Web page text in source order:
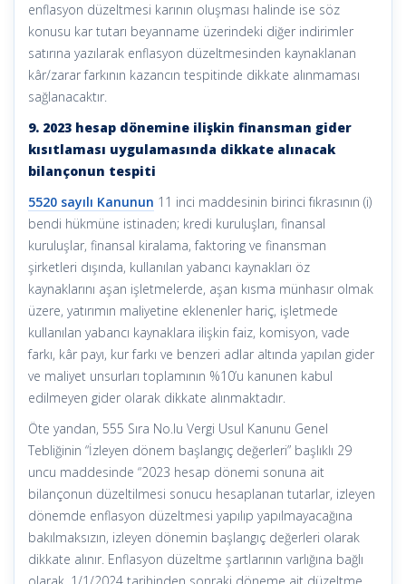
enflasyon düzeltmesi karının oluşması halinde ise söz
konusu kar tutarı beyanname üzerindeki diğer indirimler
satırına yazılarak enflasyon düzeltmesinden kaynaklanan
kâr/zarar farkının kazancın tespitinde dikkate alınmaması
sağlanacaktır.
9. 2023 hesap dönemine ilişkin finansman gider
kısıtlaması uygulamasında dikkate alınacak
bilançonun tespiti
5520 sayılı Kanunun 11 inci maddesinin birinci fıkrasının (i)
bendi hükmüne istinaden; kredi kuruluşları, finansal
kuruluşlar, finansal kiralama, faktoring ve finansman
şirketleri dışında, kullanılan yabancı kaynakları öz
kaynaklarını aşan işletmelerde, aşan kısma münhasır olmak
üzere, yatırımın maliyetine eklenenler hariç, işletmede
kullanılan yabancı kaynaklara ilişkin faiz, komisyon, vade
farkı, kâr payı, kur farkı ve benzeri adlar altında yapılan gider
ve maliyet unsurları toplamının %10’u kanunen kabul
edilmeyen gider olarak dikkate alınmaktadır.
Öte yandan, 555 Sıra No.lu Vergi Usul Kanunu Genel
Tebliğinin “İzleyen dönem başlangıç değerleri” başlıklı 29
uncu maddesinde “2023 hesap dönemi sonuna ait
bilançonun düzeltilmesi sonucu hesaplanan tutarlar, izleyen
dönemde enflasyon düzeltmesi yapılıp yapılmayacağına
bakılmaksızın, izleyen dönemin başlangıç değerleri olarak
dikkate alınır. Enflasyon düzeltme şartlarının varlığına bağlı